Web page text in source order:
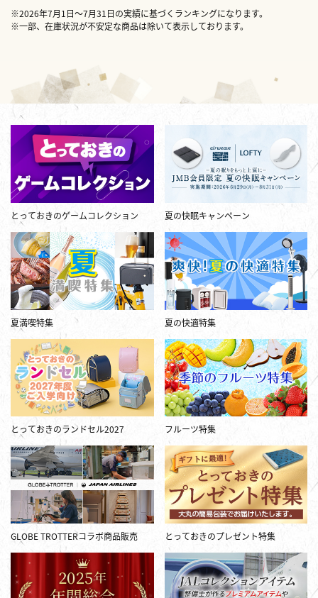
※2026年7月1日～7月31日の実績に基づくランキングになります。
※一部、在庫状況が不安定な商品は除いて表示しております。
とっておきのゲームコレクション 夏の快眠キャンペーン
夏満喫特集 夏の快適特集
とっておきのランドセル2027 フルーツ特集
GLOBE TROTTERコラボ商品販売 とっておきのプレゼント特集